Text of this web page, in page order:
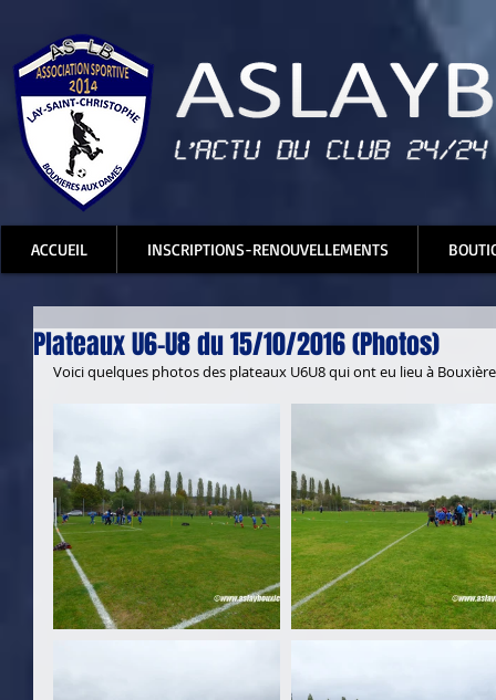
ACCUEIL INSCRIPTIONS-RENOUVELLEMENTS
Plateaux U6-U8 du 15/10/2016 (Photos)
Voici quelques photos des plateaux U6U8 qui ont eu lieu à